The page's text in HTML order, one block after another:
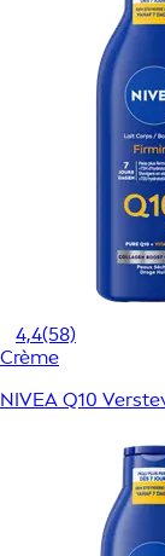
4,4(58)
Crème
NIVEA Q10